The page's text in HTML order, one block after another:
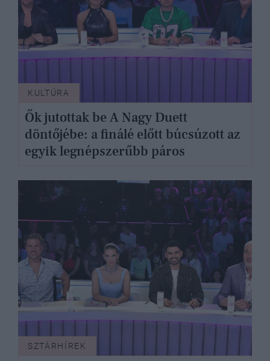
KULTÚRA
Ők jutottak be A Nagy Duett
döntőjébe: a finálé előtt búcsúzott az
egyik legnépszerűbb páros
SZTÁRHÍREK